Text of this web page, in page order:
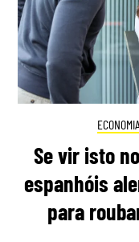
ECONOMIA
Se vir isto
espanhóis
para